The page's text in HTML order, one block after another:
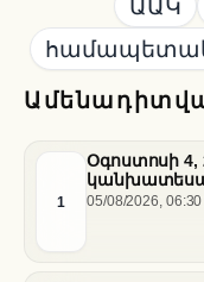
1
Օգոստոսի 4,
05/08/2026, 06:30